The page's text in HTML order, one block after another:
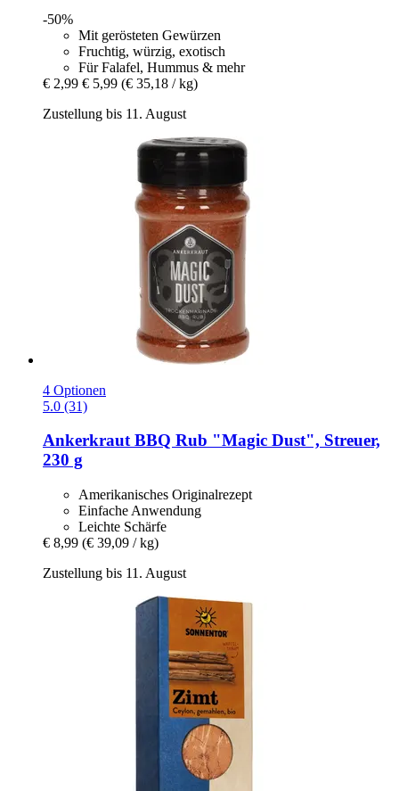
-50%
Mit gerösteten Gewürzen
Fruchtig, würzig, exotisch
Für Falafel, Hummus & mehr
€ 2,99 € 5,99 (€ 35,18 / kg)
Zustellung bis 11. August
4 Optionen
5.0 (31)
AnkerkrautBBQ Rub "Magic Dust", Streuer,
230 g
Amerikanisches Originalrezept
Einfache Anwendung
Leichte Schärfe
€ 8,99 (€ 39,09 / kg)
Zustellung bis 11. August